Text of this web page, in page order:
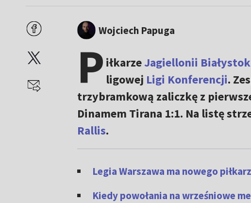
Wojciech Papuga
P iłkarzeJagiellonii Białystok
ligowej Ligi Konferencji.
trzybramkową zaliczkę z
Dinamem Tirana 1:1. Na listę
Rallis.
Legia Warszawa ma nowego
Kiedy powołania na wrześniowe